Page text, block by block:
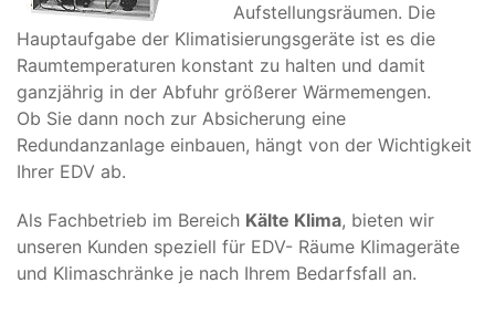
Aufstellungsräumen. Die
Hauptaufgabe der Klimatisierungsgeräte ist es die
Raumtemperaturen konstant zu halten und damit
ganzjährig in der Abfuhr größerer Wärmemengen.
Ob Sie dann noch zur Absicherung eine
Redundanzanlage einbauen, hängt von der Wichtigkeit
Ihrer EDV ab.
Als Fachbetrieb im Bereich Kälte Klima, bieten wir
unseren Kunden speziell für EDV- Räume Klimageräte
und Klimaschränke je nach Ihrem Bedarfsfall an.